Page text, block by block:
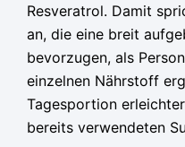
Resveratrol. Damit
an, die eine breit
bevorzugen, als
einzelnen Nährstoff
Tagesportion
bereits verwendeten